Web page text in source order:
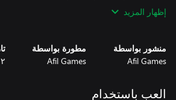
إظهار المزيد
منشور بواسطة
Afil Games
مطورة بواسطة
Afil Games ٢٢‏/
العب باستخدام